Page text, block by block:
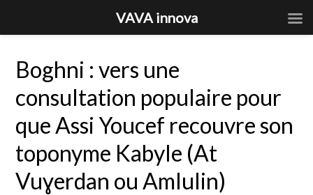
Boghni : vers une
consultation populaire pour
que Assi Youcef recouvre son
toponyme Kabyle (At
Vuɣerdan ou Amlulin)
VAVA innova